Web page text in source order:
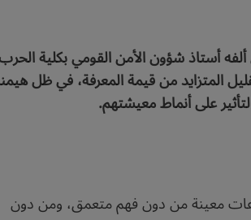
ألفه أستاذ شؤون الأمن القومي بكلية
المتزايد من قيمة المعرفة، في ظل
على أنماط معيشتهم.
معينة من دون فهم متعمق، ومن دون